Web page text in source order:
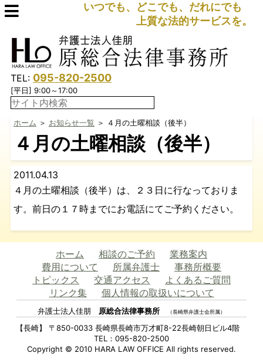
いつでも、どこでも、だれにでも
上質な法的サービスを。
TEL: 095-820-2500
[平日] 9:00～17:00
ホーム ＞ お知らせ一覧 ＞ ４月の土曜相談（後半）
４月の土曜相談（後半）
2011.04.13
４月の土曜相談（後半）は、２３日に行なっておりま
す。前日の１７時までにお電話にてご予約ください。
ホーム 相談のご予約
業務案内
費用について
所属弁護士
事務所概要
トピックス
交通アクセス
よくあるご質問
リンク集
個人情報の取扱いについて
弁護士法人佳朋 原総合法律事務所 （長崎県弁護士会所属）
【長崎】 〒850-0033 長崎県長崎市万才町8-22長崎朝日ビル4階
TEL：095-820-2500
Copyright © 2010 HARA LAW OFFICE All rights reserved.